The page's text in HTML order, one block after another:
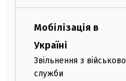
Мобілізація в
Україні
Звільнення з
служби